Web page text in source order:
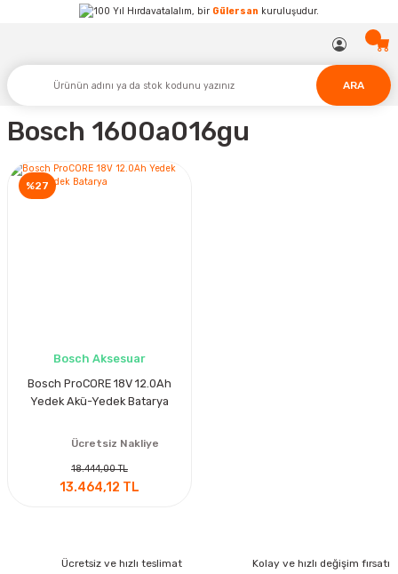
Hırdavatalalım, bir Gülersan kuruluşudur.
ARA
Bosch 1600a016gu
%27
Bosch Aksesuar
Bosch ProCORE 18V 12.0Ah
Yedek Akü-Yedek Batarya
Ücretsiz Nakliye
18.444,00 TL
13.464,12 TL
Ücretsiz ve hızlı teslimat Kolay ve hızlı değişim fırsatı